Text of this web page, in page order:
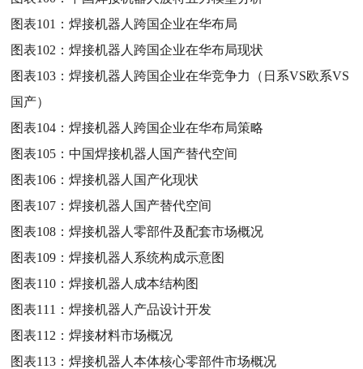
图表101：焊接机器人跨国企业在华布局
图表102：焊接机器人跨国企业在华布局现状
图表103：焊接机器人跨国企业在华竞争力（日系VS欧系VS
国产）
图表104：焊接机器人跨国企业在华布局策略
图表105：中国焊接机器人国产替代空间
图表106：焊接机器人国产化现状
图表107：焊接机器人国产替代空间
图表108：焊接机器人零部件及配套市场概况
图表109：焊接机器人系统构成示意图
图表110：焊接机器人成本结构图
图表111：焊接机器人产品设计开发
图表112：焊接材料市场概况
图表113：焊接机器人本体核心零部件市场概况